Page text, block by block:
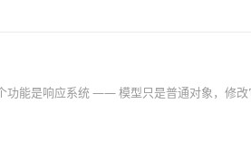
功能是响应系统 —— 模型只是普通对象，修